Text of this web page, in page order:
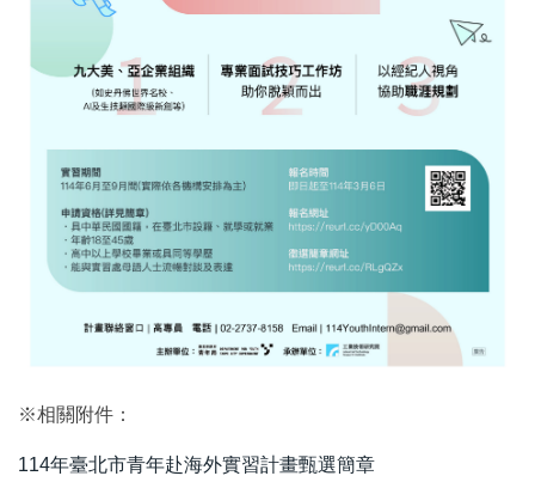
※相關附件：
114年臺北市青年赴海外實習計畫甄選簡章